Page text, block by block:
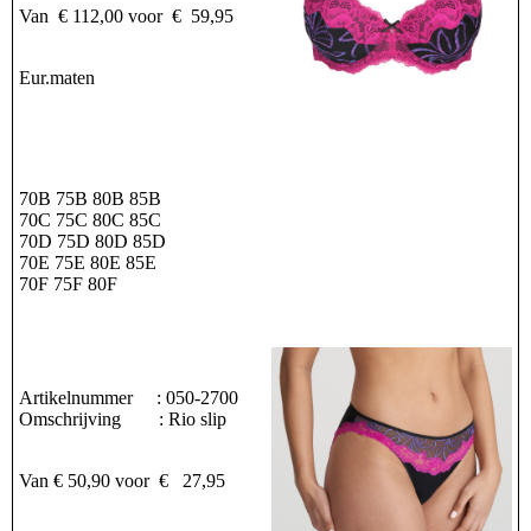
Van € 112,00 voor € 59,95
Eur.maten
70B 75B 80B 85B
70C 75C 80C 85C
70D 75D 80D 85D
70E 75E 80E 85E
70F 75F 80F
Artikelnummer : 050-2700
Omschrijving : Rio slip
Van € 50,90 voor € 27,95